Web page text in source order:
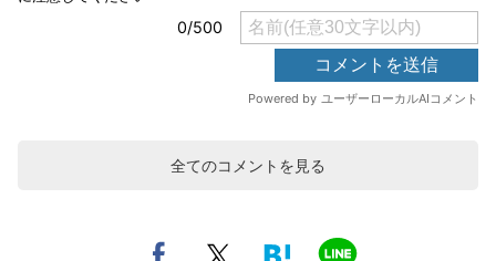
全てのコメントを見る